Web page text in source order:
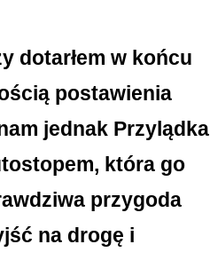
dotarłem w końcu
postawienia
jednak Przylądka
która go
przygoda
na drogę i